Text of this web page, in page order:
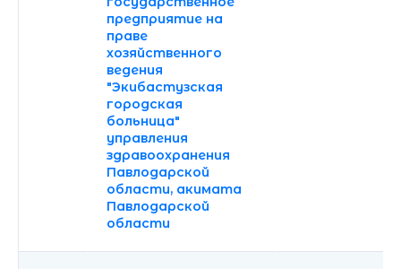
предприятие на
праве
хозяйственного
ведения
"Экибастузская
городская
больница"
управления
здравоохранения
Павлодарской
области, акимата
Павлодарской
области